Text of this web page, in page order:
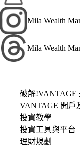
Mila Wealth
Mila Wealth
破解!VANTAGE
VANTAGE 開戶
投資教學
投資工具與平台
理財規劃